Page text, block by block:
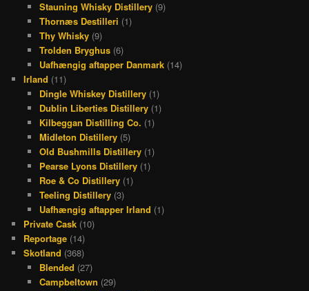
Stauning Whisky Distillery(9)
Thornæs Destilleri (1)
Thy Whisky(9)
Trolden Bryghus(6)
Uafhængig aftapper Danmark(14)
Irland (11)
Dingle Whiskey Distillery(1)
Dublin Liberties Distillery(1)
Kilbeggan Distilling Co. (1)
Midleton Distillery(5)
Old Bushmills Distillery(1)
Pearse Lyons Distillery(1)
Roe & Co Distillery(1)
Teeling Distillery(3)
Uafhængig aftapper Irland (1)
Private Cask (10)
Reportage (14)
Skotland (368)
Blended (27)
Campbeltown (29)